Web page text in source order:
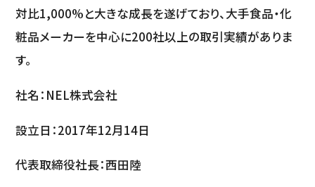
対比1,000%と大きな成長を遂げており、大手食品・化
粧品メーカーを中心に200社以上の取引実績がありま
す。
社名：NEL株式会社
設立日：2017年12月14日
代表取締役社長：西田陸